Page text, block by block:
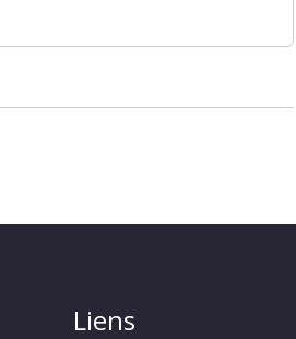
Liens